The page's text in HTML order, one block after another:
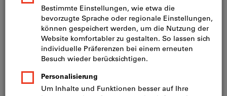
Preis pro 1 Stück
inkl. MwSt. zzgl. Versandkosten
Netto: CHF 329.00